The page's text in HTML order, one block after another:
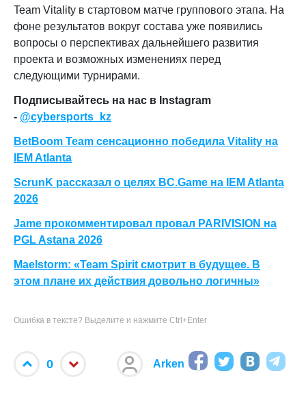
Team Vitality в стартовом матче группового этапа. На
фоне результатов вокруг состава уже появились
вопросы о перспективах дальнейшего развития
проекта и возможных изменениях перед
следующими турнирами.
Подписывайтесь на нас в Instagram
- @cybersports_kz
BetBoom Team сенсационно победила Vitality на
IEM Atlanta
ScrunK рассказал о целях BC.Game на IEM Atlanta
2026
Jame прокомментировал провал PARIVISION на
PGL Astana 2026
Maelstorm: «Team Spirit смотрит в будущее. В
этом плане их действия довольно логичны»
Ошибка в тексте? Выделите и нажмите Ctrl+Enter
0 Arken